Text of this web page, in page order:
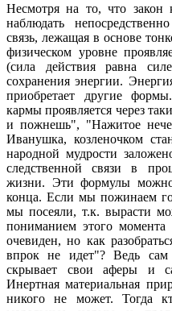
Несмотря на то, что
наблюдать
связь, лежащая в основе
физическом уровне
(сила действия равна
сохранения энергии.
приобретает другие
кармы проявляется через
и пожнешь", "Нажитое
Иванушка, козленочком
народной мудрости
следственной связи в
жизни. Эти формулы
конца. Если мы пожинаем
мы посеяли, т.к. вырасти
пониманием этого
очевиден, но как
впрок не идет"? Ведь сам
скрывает свои аферы и
Инертная материальная
никого не может. Тогда